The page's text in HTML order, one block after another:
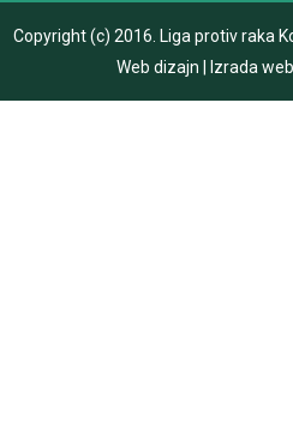
Copyright (c) 2016. Liga protiv raka
Web dizajn
Izrada